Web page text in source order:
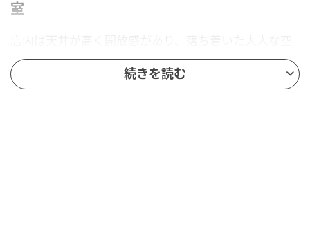
室
間。ランチタイムは多くのお客さんでにぎわっていま
した。それぞれが会話を楽しみながら食事をしており
続きを読む